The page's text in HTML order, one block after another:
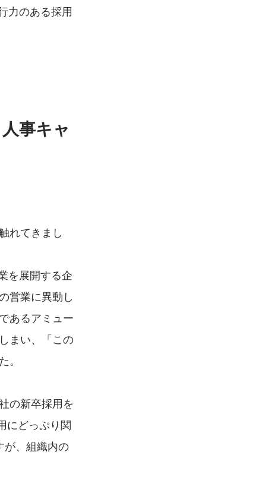
力のある採用
事キャ
れてきまし
を展開する企
営業に異動し
あるアミュー
まい、「この
の新卒採用を
にどっぷり関
が、組織内の